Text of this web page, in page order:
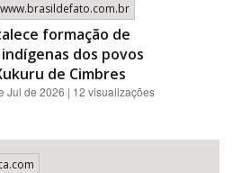
formação de
dos povos
de Cimbres
Jul de 2026 | 12 visualizações